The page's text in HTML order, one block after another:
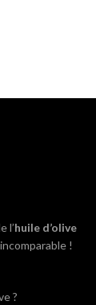
l’huile d’olive
!
?